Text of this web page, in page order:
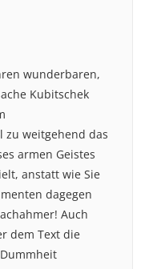
wunderbaren,
Kubitschek
zu weitgehend das
armen Geistes
anstatt wie Sie
dagegen
Auch
dem Text die